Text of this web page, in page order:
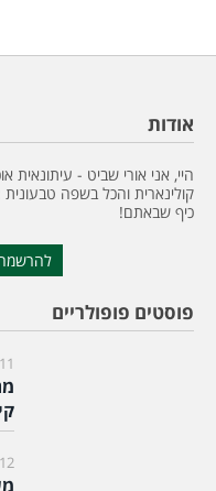
אודות
היי, אני אורי שביט - עיתונאית
קולינארית והכל בשפה
כיף שבאתם!
פוסטים פופולריים
11 מאי, 2013
12 ינואר, 2014